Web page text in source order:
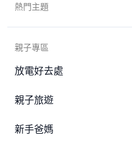
熱門主題
親子專區
放電好去處
親子旅遊
新手爸媽